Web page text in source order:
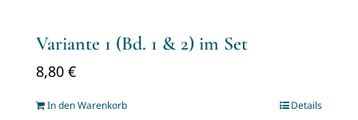
Variante 1 (Bd. 1 & 2) im Set
8,80 €
In den Warenkorb Details